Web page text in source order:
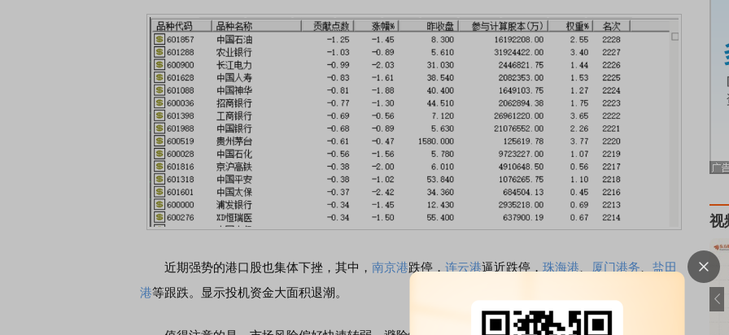
近期强势的港口股也集体下挫，其中， 南京港跌停， 连云港逼近跌停， 珠海港 厦门港务
盐田
港等跟跌。显示投机资金大面积退潮。
视